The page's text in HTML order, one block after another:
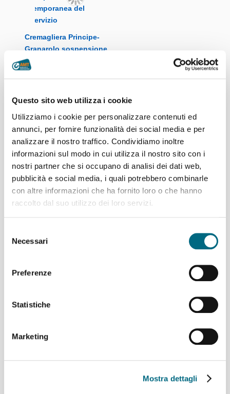
Questo sito web utilizza i cookie
Utilizziamo i cookie per personalizzare contenuti ed
annunci, per fornire funzionalità dei social media e per
analizzare il nostro traffico. Condividiamo inoltre
informazioni sul modo in cui utilizza il nostro sito con i
nostri partner che si occupano di analisi dei dati web,
pubblicità e social media, i quali potrebbero combinarle
con altre informazioni che ha fornito loro o che hanno
raccolto dal suo utilizzo dei loro servizi.
delNecessari
Preferenze
Statistiche
Marketing
Mostra dettagli
Cremagliera Principe-
Granarolo sospensione
temporanea del servizio
Ascensore di Quezzi:
giovedì 30 luglio
temporanea sospensione
L’ascensore di Quezzi
Ascensore di via Bari:
del servizio da martedì 30